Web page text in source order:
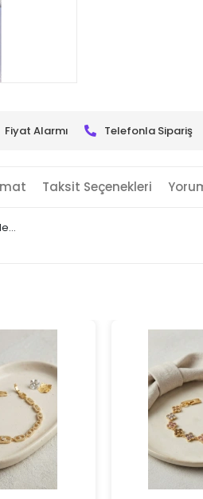
Fiyat Alarmı Telefonla Sipariş
Taksit Seçenekleri